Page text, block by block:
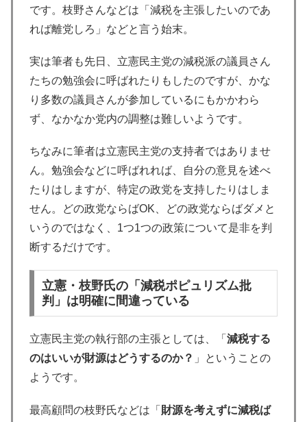
です。枝野さんなどは「減税を主張したいのであ
れば離党しろ」などと言う始末。
実は筆者も先日、立憲民主党の減税派の議員さん
たちの勉強会に呼ばれたりもしたのですが、かな
り多数の議員さんが参加しているにもかかわら
ず、なかなか党内の調整は難しいようです。
ちなみに筆者は立憲民主党の支持者ではありませ
ん。勉強会などに呼ばれれば、自分の意見を述べ
たりはしますが、特定の政党を支持したりはしま
せん。どの政党ならばOK、どの政党ならばダメと
いうのではなく、1つ1つの政策について是非を判
断するだけです。
立憲・枝野氏の「減税ポピュリズム批
判」は明確に間違っている
立憲民主党の執行部の主張としては、「 減税する
のはいいが財源はどうするのか？ 」ということの
ようです。
最高顧問の枝野氏などは「 財源を考えずに減税ば